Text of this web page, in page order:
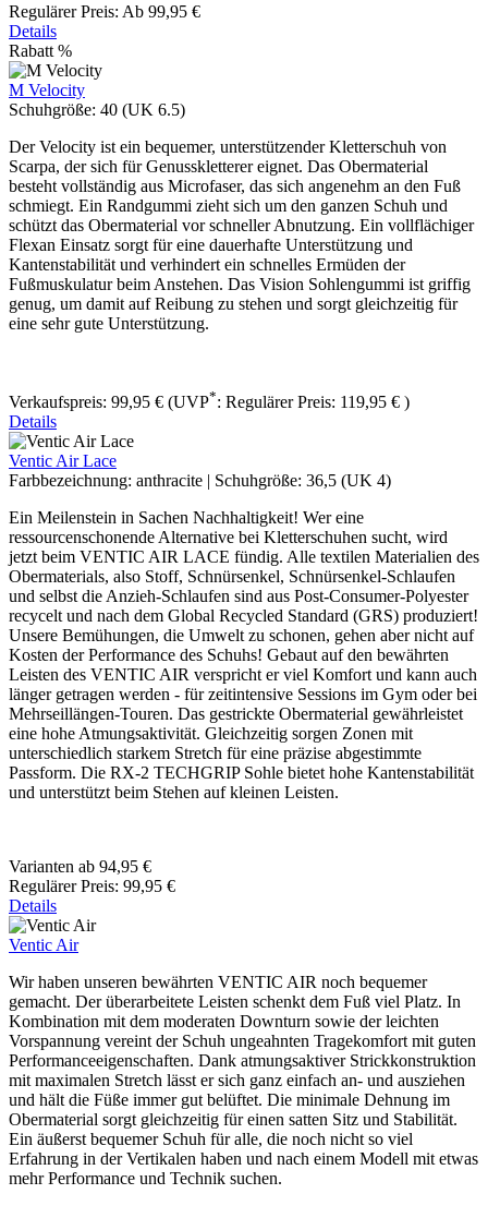
Regulärer Preis: Ab 99,95 €
Details
Rabatt %
M Velocity
Schuhgröße: 40 (UK 6.5)
Der Velocity ist ein bequemer, unterstützender Kletterschuh von
Scarpa, der sich für Genusskletterer eignet. Das Obermaterial
besteht vollständig aus Microfaser, das sich angenehm an den Fuß
schmiegt. Ein Randgummi zieht sich um den ganzen Schuh und
schützt das Obermaterial vor schneller Abnutzung. Ein vollflächiger
Flexan Einsatz sorgt für eine dauerhafte Unterstützung und
Kantenstabilität und verhindert ein schnelles Ermüden der
Fußmuskulatur beim Anstehen. Das Vision Sohlengummi ist griffig
genug, um damit auf Reibung zu stehen und sorgt gleichzeitig für
eine sehr gute Unterstützung.
Verkaufspreis: 99,95 € (UVP*: Regulärer Preis: 119,95 € )
Details
Ventic Air Lace
Farbbezeichnung: anthracite | Schuhgröße: 36,5 (UK 4)
Ein Meilenstein in Sachen Nachhaltigkeit! Wer eine
ressourcenschonende Alternative bei Kletterschuhen sucht, wird
jetzt beim VENTIC AIR LACE fündig. Alle textilen Materialien des
Obermaterials, also Stoff, Schnürsenkel, Schnürsenkel-Schlaufen
und selbst die Anzieh-Schlaufen sind aus Post-Consumer-Polyester
recycelt und nach dem Global Recycled Standard (GRS) produziert!
Unsere Bemühungen, die Umwelt zu schonen, gehen aber nicht auf
Kosten der Performance des Schuhs! Gebaut auf den bewährten
Leisten des VENTIC AIR verspricht er viel Komfort und kann auch
länger getragen werden - für zeitintensive Sessions im Gym oder bei
Mehrseillängen-Touren. Das gestrickte Obermaterial gewährleistet
eine hohe Atmungsaktivität. Gleichzeitig sorgen Zonen mit
unterschiedlich starkem Stretch für eine präzise abgestimmte
Passform. Die RX-2 TECHGRIP Sohle bietet hohe Kantenstabilität
und unterstützt beim Stehen auf kleinen Leisten.
Varianten ab 94,95 €
Regulärer Preis: 99,95 €
Details
Ventic Air
Wir haben unseren bewährten VENTIC AIR noch bequemer
gemacht. Der überarbeitete Leisten schenkt dem Fuß viel Platz. In
Kombination mit dem moderaten Downturn sowie der leichten
Vorspannung vereint der Schuh ungeahnten Tragekomfort mit guten
Performanceeigenschaften. Dank atmungsaktiver Strickkonstruktion
mit maximalen Stretch lässt er sich ganz einfach an- und ausziehen
und hält die Füße immer gut belüftet. Die minimale Dehnung im
Obermaterial sorgt gleichzeitig für einen satten Sitz und Stabilität.
Ein äußerst bequemer Schuh für alle, die noch nicht so viel
Erfahrung in der Vertikalen haben und nach einem Modell mit etwas
mehr Performance und Technik suchen.